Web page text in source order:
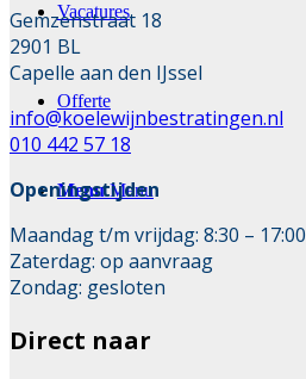
Vacatures
Offerte
Menu Menu
Gemzenstraat 18
2901 BL
Capelle aan den IJssel
info@koelewijnbestratingen.nl
010 442 57 18
Openingstijden
Maandag t/m vrijdag: 8:30 – 17:00
Zaterdag: op aanvraag
Zondag: gesloten
Direct naar